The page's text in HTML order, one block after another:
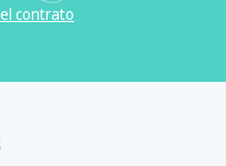
contrato